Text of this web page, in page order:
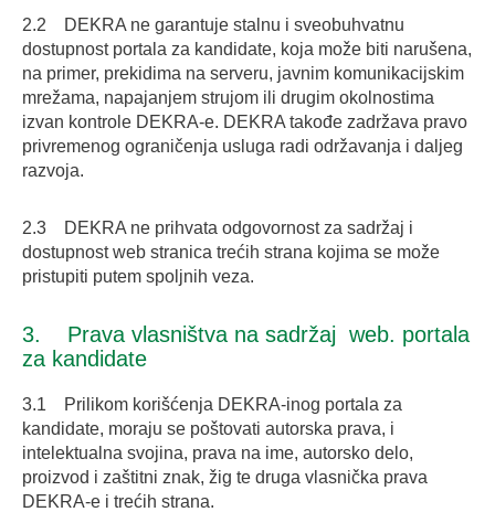
2.2 DEKRA ne garantuje stalnu i sveobuhvatnu
dostupnost portala za kandidate, koja može biti narušena,
na primer, prekidima na serveru, javnim komunikacijskim
mrežama, napajanjem strujom ili drugim okolnostima
izvan kontrole DEKRA-e. DEKRA takođe zadržava pravo
privremenog ograničenja usluga radi održavanja i daljeg
razvoja.
2.3 DEKRA ne prihvata odgovornost za sadržaj i
dostupnost web stranica trećih strana kojima se može
pristupiti putem spoljnih veza.
3. Prava vlasništva na sadržaj web. portala
za kandidate
3.1 Prilikom korišćenja DEKRA-inog portala za
kandidate, moraju se poštovati autorska prava, i
intelektualna svojina, prava na ime, autorsko delo,
proizvod i zaštitni znak, žig te druga vlasnička prava
DEKRA-e i trećih strana.